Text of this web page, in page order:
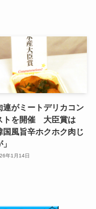
連がミートデリカコン
トを開催 大臣賞は
国風旨辛ホクホク肉じ
年1月14日